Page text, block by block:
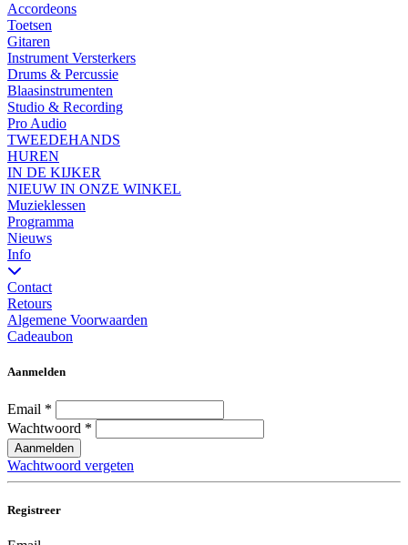
Accordeons
Toetsen
Gitaren
Instrument Versterkers
Drums & Percussie
Blaasinstrumenten
Studio & Recording
Pro Audio
TWEEDEHANDS
HUREN
IN DE KIJKER
NIEUW IN ONZE WINKEL
Muzieklessen
Programma
Nieuws
Info
Contact
Retours
Algemene Voorwaarden
Cadeaubon
Aanmelden
Email *
Wachtwoord *
Aanmelden
Wachtwoord vergeten
Registreer